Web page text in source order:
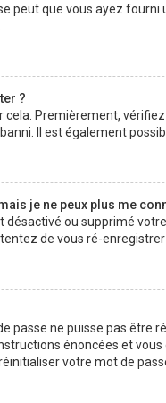
peut que vous ayez
?
cela. Premièrement,
Il est également
je ne peux plus me
désactivé ou supprimé
de vous ré-
passe ne puisse pas
énoncées et
votre mot de